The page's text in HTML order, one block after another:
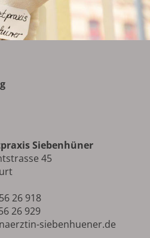
Siebenhüner
45
26 918
26 929
siebenhuener.de